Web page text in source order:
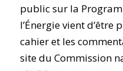
public sur la
l’Énergie vient d’être
cahier et les
site du Commission